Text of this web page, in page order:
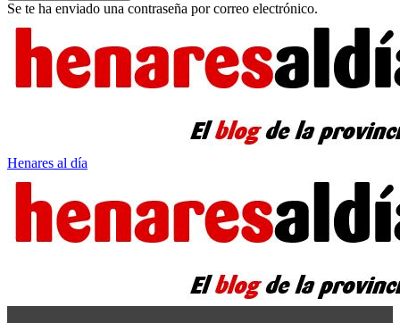
Se te ha enviado una contraseña por correo electrónico.
Henares al día